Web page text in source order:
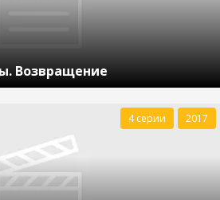
Возвращение
4 серии 2017